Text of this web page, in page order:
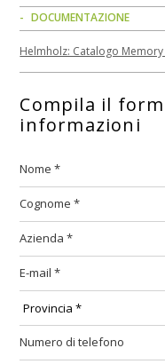
DOCUMENTAZIONE
Helmholz: Catalogo
Compila il
informazioni